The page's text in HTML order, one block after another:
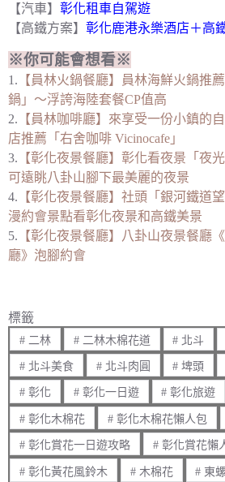
【汽車】 彰化租車自駕遊
【高鐵方案】 彰化鹿港永樂酒店＋高
※你可能會想看※
1. 【員林火鍋餐廳】員林海鮮火鍋推
鍋」～浮誇海陸套餐CP值高
2. 【員林咖啡廳】來享受一份小鎮的
店推薦「右舍咖啡 Vicinocafe」
3. 【彰化夜景餐廳】彰化看夜景「夜
可遠眺八卦山腳下最美麗的夜景
4. 【彰化夜景餐廳】社頭「銀河鐵道
漫約會景點看彰化夜景和高鐵美景
5. 【彰化夜景餐廳】八卦山夜景餐廳
廳》泡腳約會
標籤
#二林 #二林木棉花道 # 北斗
#北斗美食 #北斗肉圓 # 埤頭
#彰化 #彰化一日遊 # 彰化旅遊
#彰化木棉花 #彰化木棉花懶人包
#彰化賞花一日遊攻略 #彰化賞花懶
#彰化黃花風鈴木 #木棉花 # 東